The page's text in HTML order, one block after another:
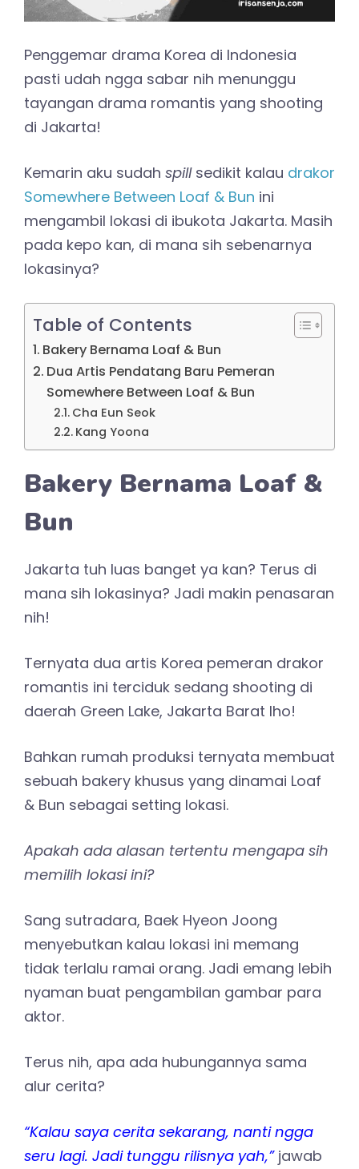
Penggemar drama Korea di Indonesia
pasti udah ngga sabar nih menunggu
tayangan drama romantis yang shooting
di Jakarta!
Kemarin aku sudah spillsedikit kalau drakor
Somewhere Between Loaf & Bun ini
mengambil lokasi di ibukota Jakarta. Masih
pada kepo kan, di mana sih sebenarnya
lokasinya?
Table of Contents
Bakery Bernama Loaf & Bun
Dua Artis Pendatang Baru Pemeran
Somewhere Between Loaf & Bun
Cha Eun Seok
Kang Yoona
Bakery Bernama Loaf &
Bun
Jakarta tuh luas banget ya kan? Terus di
mana sih lokasinya? Jadi makin penasaran
nih!
Ternyata dua artis Korea pemeran drakor
romantis ini terciduk sedang shooting di
daerah Green Lake, Jakarta Barat lho!
Bahkan rumah produksi ternyata membuat
sebuah bakery khusus yang dinamai Loaf
& Bun sebagai setting lokasi.
Apakah ada alasan tertentu mengapa sih
memilih lokasi ini?
Sang sutradara, Baek Hyeon Joong
menyebutkan kalau lokasi ini memang
tidak terlalu ramai orang. Jadi emang lebih
nyaman buat pengambilan gambar para
aktor.
Terus nih, apa ada hubungannya sama
alur cerita?
“Kalau saya cerita sekarang, nanti ngga
seru lagi. Jadi tunggu rilisnya yah,”jawab